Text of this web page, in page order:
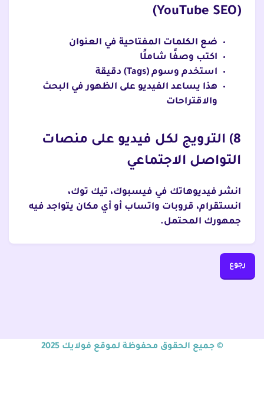
(YouTube SEO)
ضع الكلمات المفتاحية في العنوان
اكتب وصفًا شاملًا
استخدم وسوم (Tags) دقيقة
هذا يساعد الفيديو على الظهور في البحث
والاقتراحات
8) الترويج لكل فيديو على منصات
التواصل الاجتماعي
انشر فيديوهاتك في فيسبوك، تيك توك،
انستقرام، قروبات واتساب أو أي مكان يتواجد فيه
جمهورك المحتمل.
رجوع
© جميع الحقوق محفوظة لموقع فولايك 2025